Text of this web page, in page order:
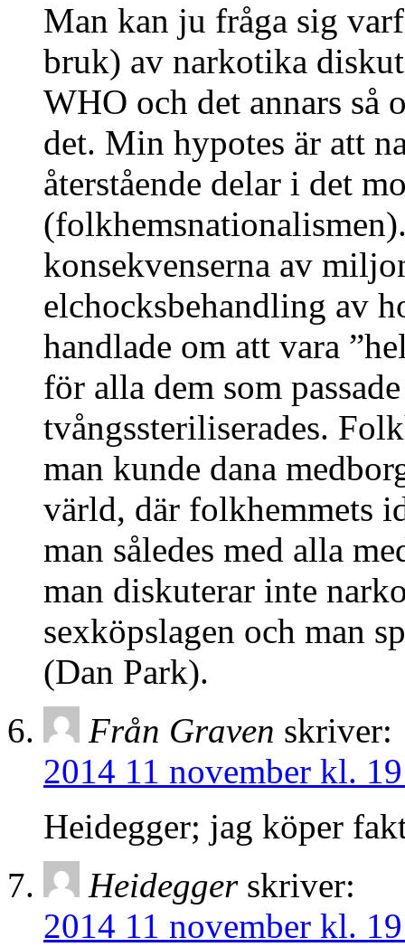
Man kan ju fråga sig
bruk) av narkotika
WHO och det annars så
det. Min hypotes är att
återstående delar i det
konsekvenserna av
elchocksbehandling av
handlade om att vara
för alla dem som
tvångssteriliserades.
man kunde dana
värld, där folkhemmets
man således med alla
man diskuterar inte
sexköpslagen och man
(Dan Park).
Från Graven skriver:
2014 11 november kl.
Heidegger; jag köper
Heidegger skriver:
2014 11 november kl.